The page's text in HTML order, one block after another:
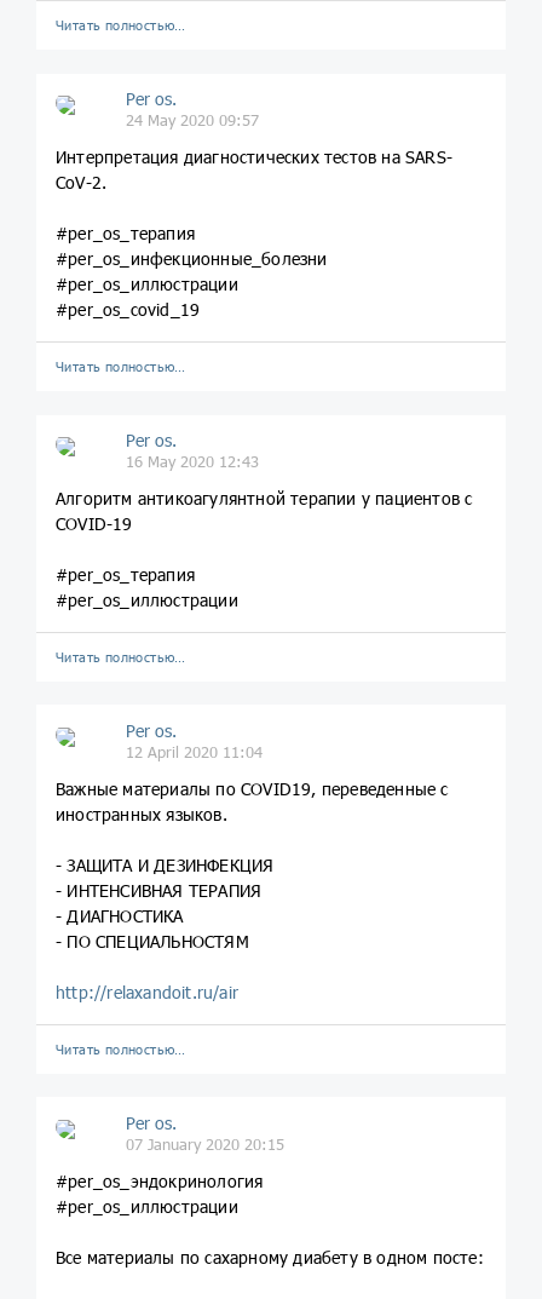
Читать полностью…
Per os.
24 May 2020 09:57
Интерпретация диагностических тестов на SARS-
CoV-2.
#per_os_терапия
#per_os_инфекционные_болезни
#per_os_иллюстрации
#per_os_covid_19
Читать полностью…
Per os.
16 May 2020 12:43
Алгоритм антикоагулянтной терапии у пациентов с
COVID-19
#per_os_терапия
#per_os_иллюстрации
Читать полностью…
Per os.
12 April 2020 11:04
Важные материалы по COVID19, переведенные с
иностранных языков.
- ЗАЩИТА И ДЕЗИНФЕКЦИЯ
- ИНТЕНСИВНАЯ ТЕРАПИЯ
- ДИАГНОСТИКА
- ПО СПЕЦИАЛЬНОСТЯМ
http://relaxandoit.ru/air
Читать полностью…
Per os.
07 January 2020 20:15
#per_os_эндокринология
#per_os_иллюстрации
Все материалы по сахарному диабету в одном посте: